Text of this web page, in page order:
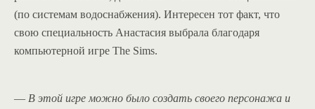
(по системам водоснабжения). Интересен тот факт, что
свою специальность Анастасия выбрала благодаря
компьютерной игре The Sims.
— В этой игре можно было создать своего персонажа и